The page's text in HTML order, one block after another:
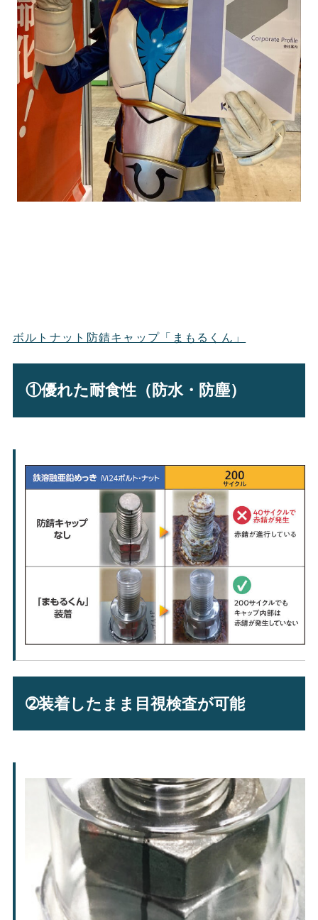
ボルトナット防錆キャップ「まもるくん」
①優れた耐食性（防水・防塵）
➁装着したまま目視検査が可能